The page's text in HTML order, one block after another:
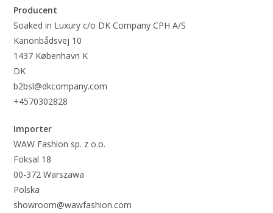
Producent
Soaked in Luxury c/o DK Company CPH A/S
Kanonbådsvej 10
1437 København K
DK
b2bsl@dkcompany.com
+4570302828
Importer
WAW Fashion sp. z o.o.
Foksal 18
00-372 Warszawa
Polska
showroom@wawfashion.com